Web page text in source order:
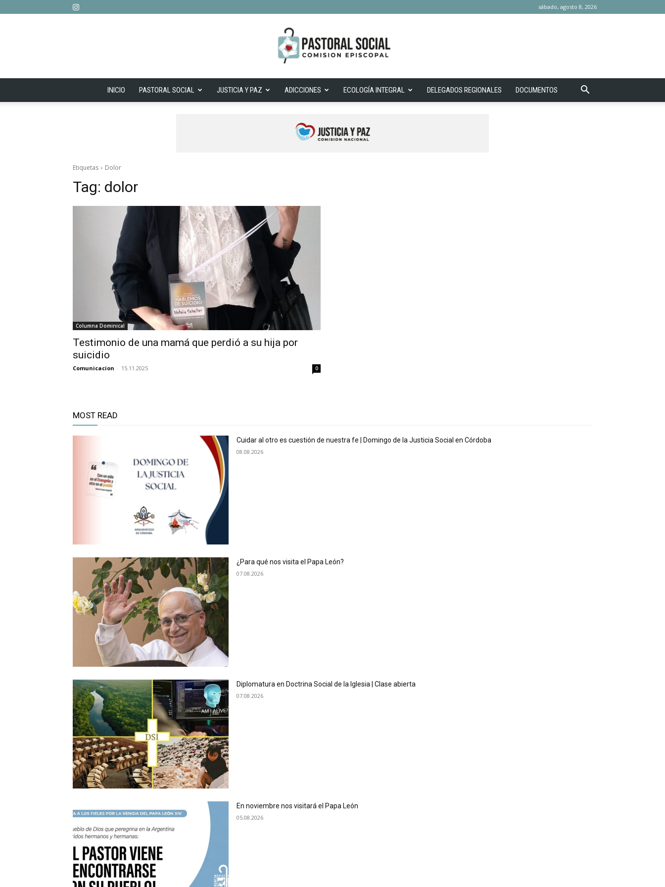
sábado, agosto 8, 2026
INICIO PASTORAL SOCIAL JUSTICIA Y PAZ ADICCIONES ECOLOGÍA INTEGRAL DELEGADOS REGIONALES DOCUMENTOS
Etiquetas Dolor
Tag: dolor
Columna Dominical
Testimonio de una mamá que perdió a su hija por
suicidio
Comunicacion - 15.11.2025 0
MOST READ
Cuidar al otro es cuestión de nuestra fe | Domingo de la Justicia Social en Córdoba
08.08.2026
¿Para qué nos visita el Papa León?
07.08.2026
Diplomatura en Doctrina Social de la Iglesia | Clase abierta
07.08.2026
En noviembre nos visitará el Papa León
05.08.2026